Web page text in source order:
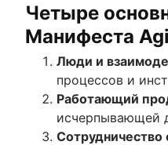
Четыре
Манифеста
Люди и
процессов и
Работающий
исчерпывающей
Сотрудничество